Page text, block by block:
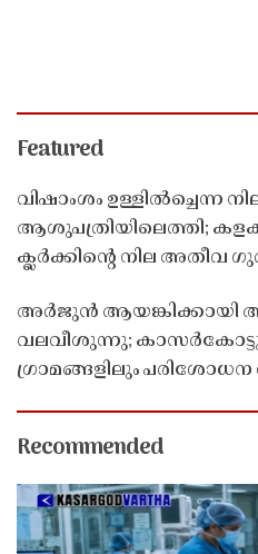
Featured
വിഷാംശം ഉള്ളിൽച്ചെന്ന
ആശുപത്രിയിലെത്തി;
ക്ലർക്കിൻ്റെ നില അതീവ
അർജുൻ ആയങ്കിക്കായി
വലവീശുന്നു;
ഗ്രാമങ്ങളിലും
Recommended